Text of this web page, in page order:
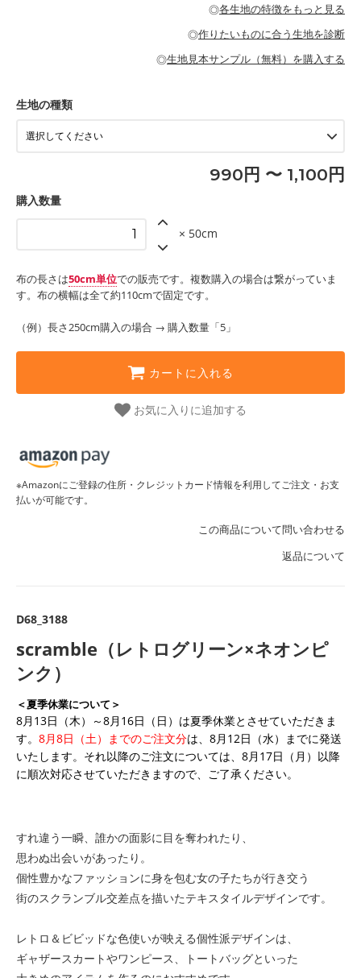
・レッスンバッグ、上履き袋などの通園通学グッズ
・カーテン、エプロン、テーブルクロスなどの暮らしのアイテム
・パンツ、タックスカートなどのボトムス
もっと詳しく見る
耐久性があります。トートバッグ・ポーチ・ペンケースなどの布
小物、インテリア用品に向いています。
・工作用エプロン
もっと詳しく見る
◎各生地の特徴をもっと見る
◎作りたいものに合う生地を診断
◎生地見本サンプル（無料）を購入する
生地の種類
990円 〜 1,100円
購入数量
× 50cm
布の長さは50cm単位での販売です。複数購入の場合は繋がっていま
す。布の横幅は全て約110cmで固定です。
（例）長さ250cm購入の場合 → 購入数量「5」
カートに入れる
お気に入りに追加する
※Amazonにご登録の住所・クレジットカード情報を利用してご注文・お支
払いが可能です。
この商品について問い合わせる
返品について
D68_3188
scramble（レトログリーン×ネオンピ
ンク）
＜夏季休業について＞
8月13日（木）～8月16日（日）は夏季休業とさせていただきま
す。 8月8日（土）までのご注文分は、8月12日（水）までに発送
いたします。それ以降のご注文については、8月17日（月）以降
に順次対応させていただきますので、ご了承ください。
すれ違う一瞬、誰かの面影に目を奪われたり、
思わぬ出会いがあったり。
個性豊かなファッションに身を包む女の子たちが行き交う
街のスクランブル交差点を描いたテキスタイルデザインです。
レトロ＆ビビッドな色使いが映える個性派デザインは、
ギャザースカートやワンピース、トートバッグといった